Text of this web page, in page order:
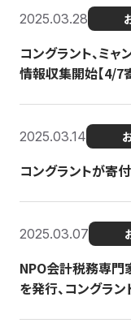
2025.03.28
コングラント、ミ
情報収集開始【4/7
2025.03.14
コングラントが寄
2025.03.07
NPO会計税務専門
を発行、コングラ